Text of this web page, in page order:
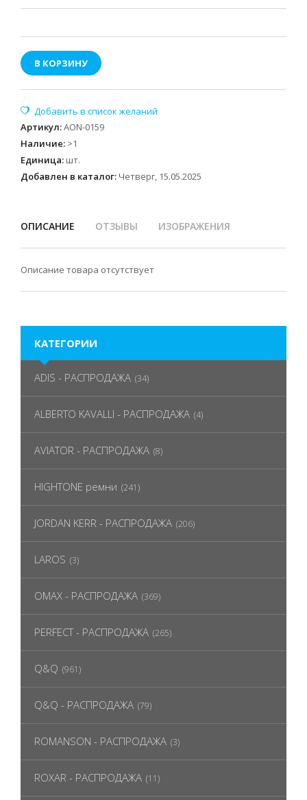
В КОРЗИНУ
Артикул:AON-0159
Наличие: >1
Единица: шт.
Добавлен в каталог: Четверг, 15.05.2025
ОПИСАНИЕ ОТЗЫВЫ ИЗОБРАЖЕНИЯ
Описание товара отсутствует
КАТЕГОРИИ
ADIS - РАСПРОДАЖА (34)
ALBERTO KAVALLI - РАСПРОДАЖА (4)
AVIATOR - РАСПРОДАЖА (8)
HIGHTONE ремни (241)
JORDAN KERR - РАСПРОДАЖА (206)
LAROS (3)
OMAX - РАСПРОДАЖА (369)
PERFECT - РАСПРОДАЖА (265)
Q&Q (961)
Q&Q - РАСПРОДАЖА (79)
ROMANSON - РАСПРОДАЖА (3)
ROXAR - РАСПРОДАЖА (11)